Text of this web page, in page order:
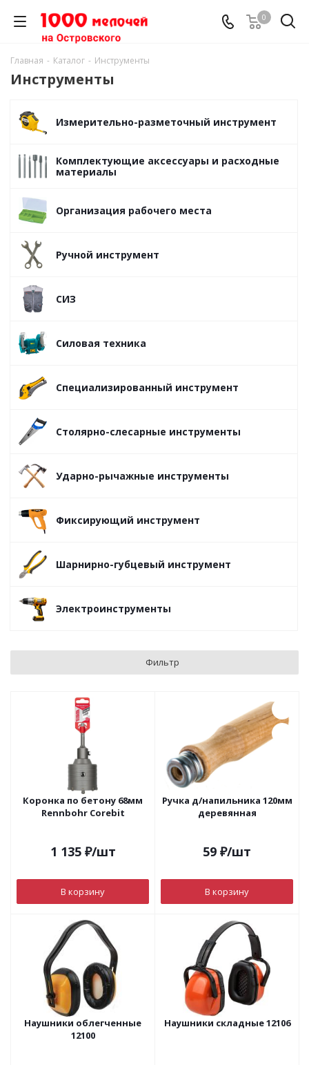
0
Главная - Каталог - Инструменты
Инструменты
Измерительно-разметочный инструмент
Комплектующие аксессуары и расходные
материалы
Организация рабочего места
Ручной инструмент
СИЗ
Силовая техника
Специализированный инструмент
Столярно-слесарные инструменты
Ударно-рычажные инструменты
Фиксирующий инструмент
Шарнирно-губцевый инструмент
Электроинструменты
Фильтр
Коронка по бетону 68мм
Rennbohr Corebit
1 135₽/шт
В корзину
Ручка д/напильника 120мм
деревянная
59 ₽/шт
В корзину
Наушники облегченные
12100
Наушники складные 12106